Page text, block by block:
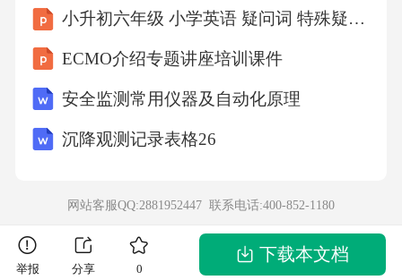
分析可知，第三条内容的另一个表述是集中全
网络算力最高的链为合法链，或者更进一步，
凝聚全网络更高认可度的分叉链为合法链。第
一条便是为了提高制造区块的难度。由哈希函
值。这个过程由于穷举的空间过于庞大，必须
小升初六年级 小学英语 疑问词 特殊疑问句
ECMO介绍专题讲座培训课件
安全监测常用仪器及自动化原理
沉降观测记录表格26
网站客服QQ:2881952447 联系电话:400-852-1180
举报 分享 0
下载本文档